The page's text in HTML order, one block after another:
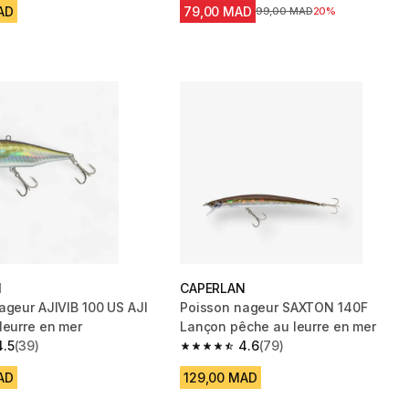
79,00 MAD Prix avant la réduction
99,00 MAD20%
AJIVIB 100 US AJI
en mer
stars from 39 reviews
(39)
CAPERLAN
Poisson nageur SAXTON 140F
Lançon pêche au leurre en mer
4.6
4.6 out of 5 stars from 79 reviews
(79)
129,00 MAD